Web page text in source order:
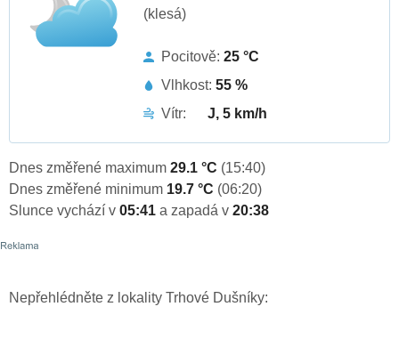
(klesá)
Pocitově: 25 °C
Vlhkost: 55 %
Vítr:
J, 5 km/h
Dnes změřené maximum 29.1 °C (15:40)
Dnes změřené minimum 19.7 °C (06:20)
Slunce vychází v 05:41 a zapadá v 20:38
Nepřehlédněte z lokality Trhové Dušníky: